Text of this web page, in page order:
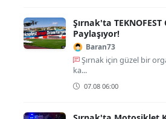
Şırnak'ta
Paylaşıyor!
Baran73
Şırnak için güzel bir
ka...
07.08 06:00